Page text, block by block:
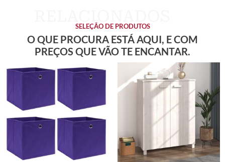
SELEÇÃO DE PRODUTOS
O QUE PROCURA ESTÁ AQUI, E COM
PREÇOS QUE VÃO TE ENCANTAR.